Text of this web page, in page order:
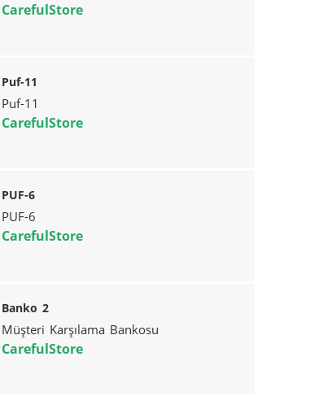
CarefulStore
Puf-11
Puf-11
CarefulStore
PUF-6
PUF-6
CarefulStore
Banko 2
Müşteri Karşılama Bankosu
CarefulStore